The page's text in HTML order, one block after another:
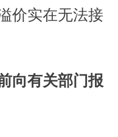
价实在无法接
有关部门报